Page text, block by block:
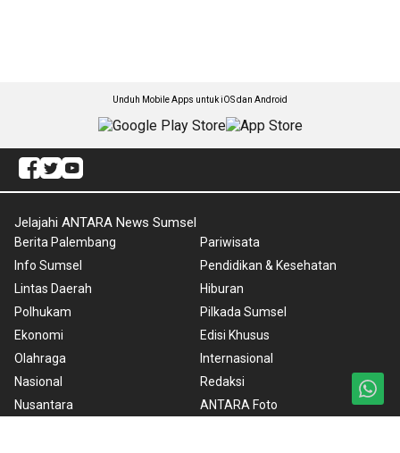
Unduh Mobile Apps untuk iOS dan Android
Jelajahi ANTARA News Sumsel
Berita Palembang
Info Sumsel
Lintas Daerah
Polhukam
Ekonomi
Olahraga
Nasional
Nusantara
Pariwisata
Pendidikan & Kesehatan
Hiburan
Pilkada Sumsel
Edisi Khusus
Internasional
Redaksi
ANTARA Foto